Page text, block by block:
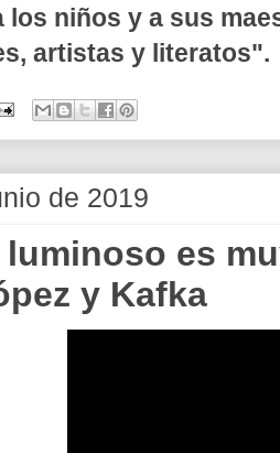
los niños y a sus
artistas y literatos".
de 2019
luminoso es
y Kafka